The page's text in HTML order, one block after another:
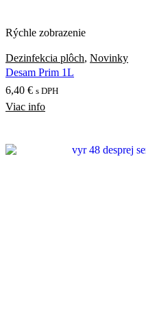
Rýchle zobrazenie
Dezinfekcia plôch, Novinky
Desam Prim 1L
6,40 € s DPH
Viac info